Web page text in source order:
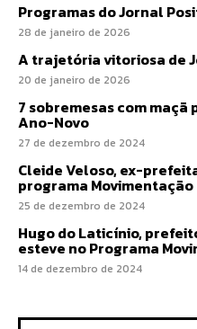
Programas do Jornal
28 de janeiro de 2026
A trajetória vitoriosa de
20 de janeiro de 2026
7 sobremesas com
Ano-Novo
27 de dezembro de 2024
Cleide Veloso, ex-
programa Movimentação
25 de dezembro de 2024
Hugo do Laticínio,
esteve no Programa
14 de dezembro de 2024